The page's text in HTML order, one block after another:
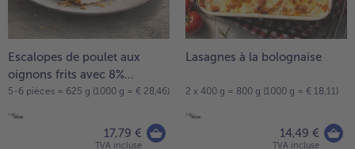
TousVins & Alcools
Ustensiles de cuisine
Gâteaux & Tartes
TousGâteaux & Tartes
TousBIO
bofrost*free
High Protein
TousHigh Protein
bofrost*plus.
TousAlternatives végétale
Friteuse à air chaud
liste.
Escalopes de poulet aux
oignons frits avec 8%
d’assaisonnement liquide
5-6 pièces = 625 g (1000 g = € 28,46)
17,79 €
TVA incluse
Lasagnes à la bolognaise
2 x 400 g = 800 g (1000 g = € 18,11)
14,49 €
TVA incluse